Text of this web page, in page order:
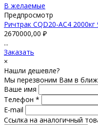
В желаемые
Предпросмотр
Ричтрак CQD20-AC4
2670000,00 ₽
...
Заказать
×
Нашли дешевле?
Мы перезвоним Вам в
Ваше имя
Телефон *
E-mail
Ссылка на аналогичный